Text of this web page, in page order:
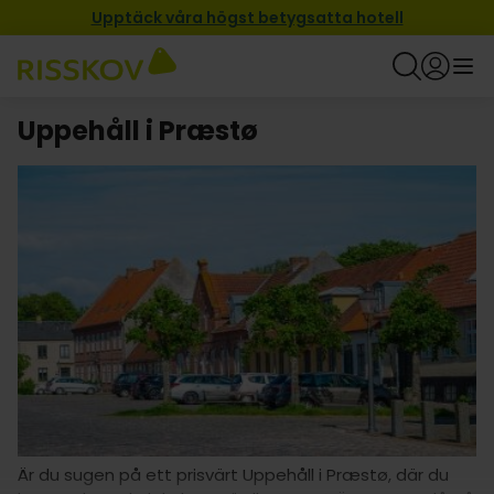
Upptäck våra högst betygsatta hotell
Uppehåll i Præstø
Är du sugen på ett prisvärt Uppehåll i Præstø, där du